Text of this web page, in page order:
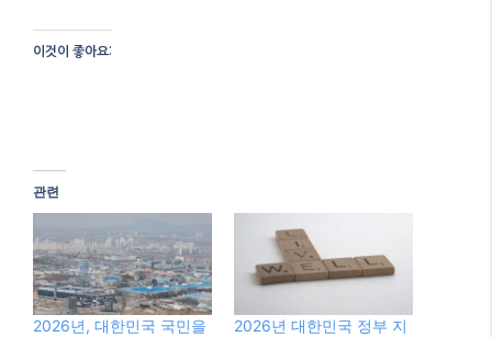
이것이 좋아요:
관련
2026년, 대한민국 국민을
2026년 대한민국 정부 지